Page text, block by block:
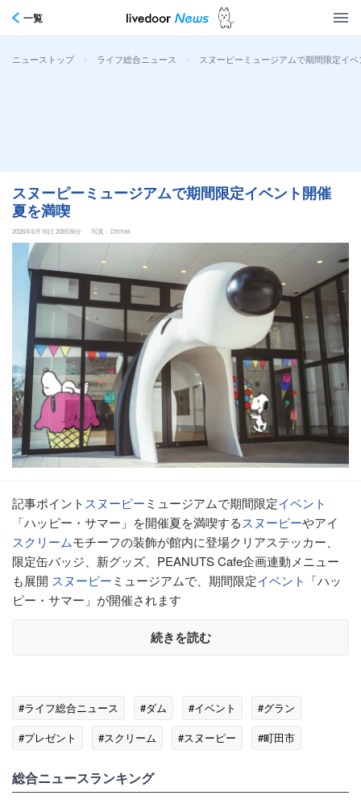
一覧
ニューストップ > ライフ総合ニュース > スヌーピーミュージアムで期間限定イ
スヌーピーミュージアムで期間限定イベント開催
夏を満喫
2026年6月16日 20時26分 写真：Dtimes
記事ポイント スヌーピーミュージアムで期間限定イベント
「ハッピー・サマー」を開催夏を満喫するスヌーピーやアイ
スクリームモチーフの装飾が館内に登場クリアステッカー、
限定缶バッジ、新グッズ、PEANUTS Cafe企画連動メニュー
も展開 スヌーピーミュージアムで、期間限定イベント 「ハッ
ピー・サマー」が開催されます
続きを読む
#ライフ総合ニュース #ダム #イベント
#グラン
#プレゼント
#スクリーム #スヌーピー #町田市
総合ニュースランキング